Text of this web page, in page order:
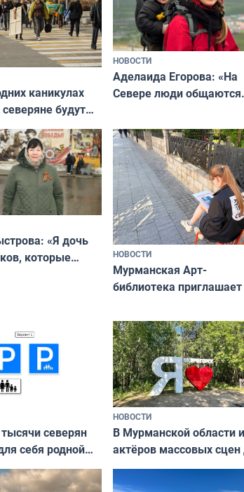
каникулах
будут
дней
НОВОСТИ
Аделаида Егорова: «На
Севере люди общаются
а потому что
ты им интересен»
«Я дочь
которые
НОВОСТИ
Мурманская Арт-
библиотека
и фотографов
северян
себя родной
проекта
своих»
НОВОСТИ
В Мурманской области
актёров массовых сцен
съёмок в
короткометражном